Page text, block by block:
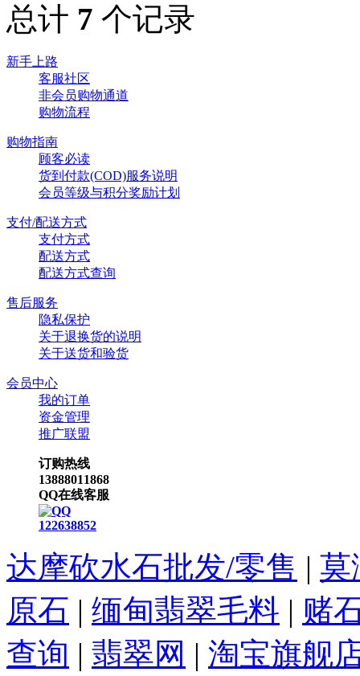
总计 7 个记录
新手上路
客服社区
非会员购物通道
购物流程
购物指南
顾客必读
货到付款(COD)服务说明
会员等级与积分奖励计划
支付/配送方式
支付方式
配送方式
配送方式查询
售后服务
隐私保护
关于退换货的说明
关于送货和验货
会员中心
我的订单
资金管理
推广联盟
订购热线
13888011868
QQ在线客服
122638852
达摩砍水石批发/零售 | 莫
原石 | 缅甸翡翠毛料 | 赌
查询 | 翡翠网 | 淘宝旗舰